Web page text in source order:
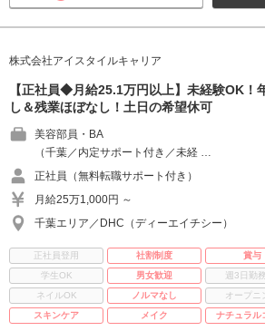
株式会社アイスタイルキャリア
【正社員◆月給25.1万円以上】未経験OK
し＆残業ほぼなし！土日の希望休可
美容部員・BA
（千葉／内定サポート付き／未経 …
正社員（無料転職サポート付き）
月給25万1,000円 ～
千葉エリア／DHC（ディーエイチシー）
正社員登用 社割制度 賞与
学生OK
男女歓迎 週3日勤
ネイルOK
ノルマなし オープニ
スキンケア
メイク ナチュラル